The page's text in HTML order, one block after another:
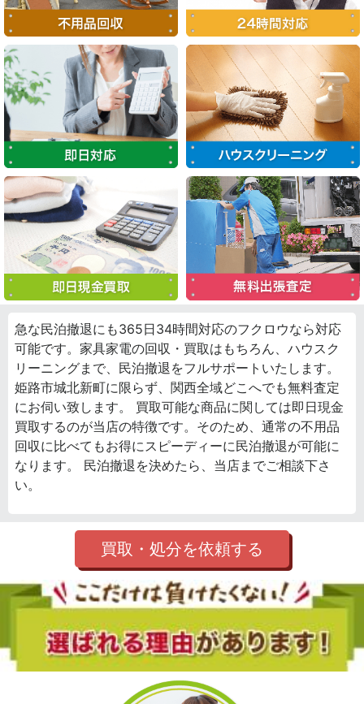
急な民泊撤退にも365日34時間対応のフクロウなら対応
可能です。家具家電の回収・買取はもちろん、ハウスク
リーニングまで、民泊撤退をフルサポートいたします。
姫路市城北新町に限らず、関西全域どこへでも無料査定
にお伺い致します。 買取可能な商品に関しては即日現金
買取するのが当店の特徴です。そのため、通常の不用品
回収に比べてもお得にスピーディーに民泊撤退が可能に
なります。 民泊撤退を決めたら、当店までご相談下さ
い。
買取・処分を依頼する